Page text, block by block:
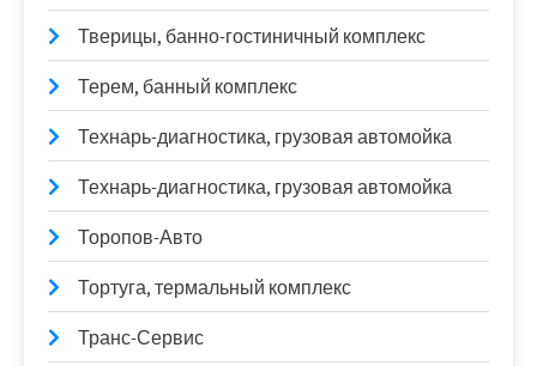
Тверицы, банно-гостиничный комплекс
Терем, банный комплекс
Технарь-диагностика, грузовая автомойка
Технарь-диагностика, грузовая автомойка
Торопов-Авто
Тортуга, термальный комплекс
Транс-Сервис